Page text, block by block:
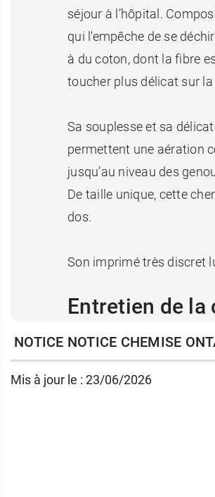
séjour à l’hôpital.
qui l'empêche de se
à du coton, dont la fibre
toucher plus délicat sur la
Sa souplesse et sa
permettent une aération
jusqu’au niveau des
De taille unique, cette
dos.
Son imprimé très discret
Entretien de la
Lavage à 50 °C
Blanchiment et pressing
Conditionnement : vendue
NOTICE NOTICE CHEMISE
Mis à jour le : 23/06/2026